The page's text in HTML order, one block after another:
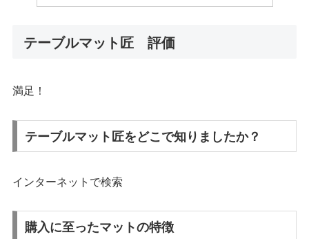
テーブルマット匠 評価
満足！
テーブルマット匠をどこで知りましたか？
インターネットで検索
購入に至ったマットの特徴